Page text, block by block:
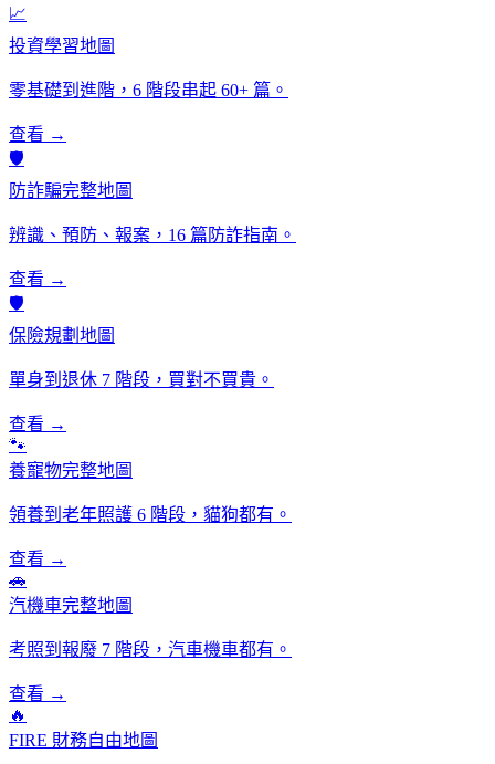
📈
投資學習地圖
零基礎到進階，6 階段串起 60+ 篇。
查看 →
🛡️
防詐騙完整地圖
辨識、預防、報案，16 篇防詐指南。
查看 →
🛡️
保險規劃地圖
單身到退休 7 階段，買對不買貴。
查看 →
🐾
養寵物完整地圖
領養到老年照護 6 階段，貓狗都有。
查看 →
🚗
汽機車完整地圖
考照到報廢 7 階段，汽車機車都有。
查看 →
🔥
FIRE 財務自由地圖